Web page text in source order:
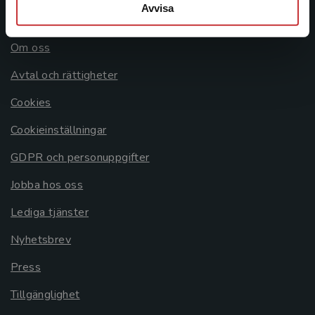
Avvisa
Om oss
Avtal och rättigheter
Cookies
Cookieinställningar
GDPR och personuppgifter
Jobba hos oss
Lediga tjänster
Nyhetsbrev
Press
Tillgänglighet